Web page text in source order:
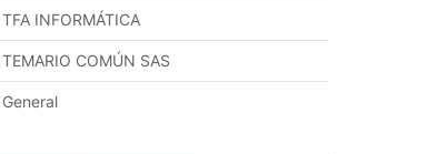
TFA INFORMÁTICA
TEMARIO COMÚN SAS
General